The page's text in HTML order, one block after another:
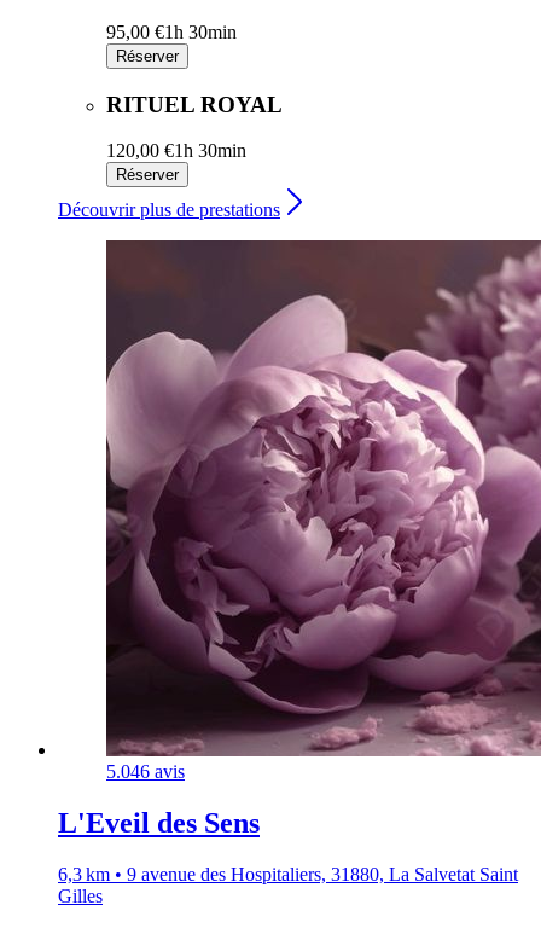
95,00 €1h 30min
Réserver
RITUEL ROYAL
120,00 €1h 30min
Réserver
Découvrir plus de prestations
5.046 avis
L'Eveil des Sens
6,3 km • 9 avenue des Hospitaliers, 31880, La Salvetat Saint
Gilles